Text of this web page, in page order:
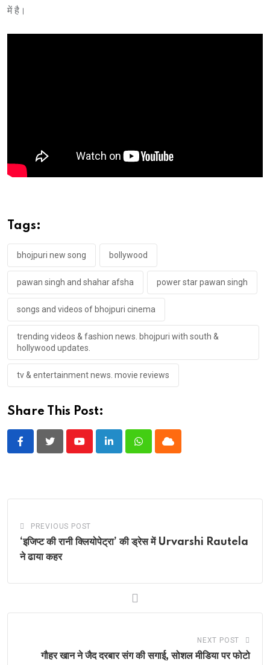
में है।
Tags:
bhojpuri new song bollywood
pawan singh and shahar afsha power star pawan singh
songs and videos of bhojpuri cinema
trending videos & fashion news. bhojpuri with south &
hollywood updates.
tv & entertainment news. movie reviews
Share This Post:
YoutubeLinkedInWhatsappCloud
PREVIOUS POST
‘इजिप्ट की रानी क्लियोपेट्रा’ की ड्रेस में Urvarshi Rautela
ने ढाया कहर
NEXT POST
गौहर खान ने जैद दरबार संग की सगाई, सोशल मीडिया पर फोटो